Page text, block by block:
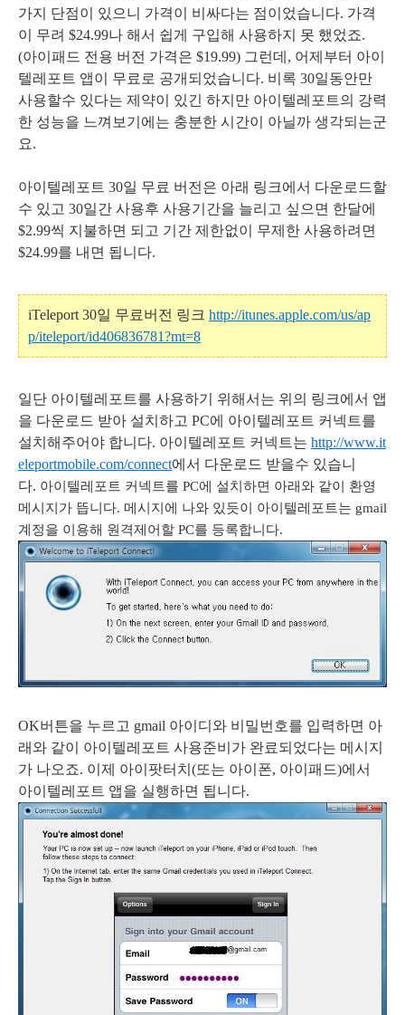
가지 단점이 있으니 가격이 비싸다는 점이었습니다. 가격
이 무려 $24.99나 해서 쉽게 구입해 사용하지 못 했었죠.
(아이패드 전용 버전 가격은 $19.99) 그런데, 어제부터 아이
텔레포트 앱이 무료로 공개되었습니다. 비록 30일동안만
사용할수 있다는 제약이 있긴 하지만 아이텔레포트의 강력
한 성능을 느껴보기에는 충분한 시간이 아닐까 생각되는군
요.
아이텔레포트 30일 무료 버전은 아래 링크에서 다운로드할
수 있고 30일간 사용후 사용기간을 늘리고 싶으면 한달에
$2.99씩 지불하면 되고 기간 제한없이 무제한 사용하려면
$24.99를 내면 됩니다.
iTeleport 30일 무료버전 링크 http://itunes.apple.com/us/ap
p/iteleport/id406836781?mt=8
일단 아이텔레포트를 사용하기 위해서는 위의 링크에서 앱
을 다운로드 받아 설치하고 PC에 아이텔레포트 커넥트를
설치해주어야 합니다. 아이텔레포트 커넥트는 http://www.it
eleportmobile.com/connect에서 다운로드 받을수 있습니
다. 아이텔레포트 커넥트를 PC에 설치하면 아래와 같이 환영
메시지가 뜹니다. 메시지에 나와 있듯이 아이텔레포트는 gmail
계정을 이용해 원격제어할 PC를 등록합니다.
OK버튼을 누르고 gmail 아이디와 비밀번호를 입력하면 아
래와 같이 아이텔레포트 사용준비가 완료되었다는 메시지
가 나오죠. 이제 아이팟터치(또는 아이폰, 아이패드)에서
아이텔레포트 앱을 실행하면 됩니다.